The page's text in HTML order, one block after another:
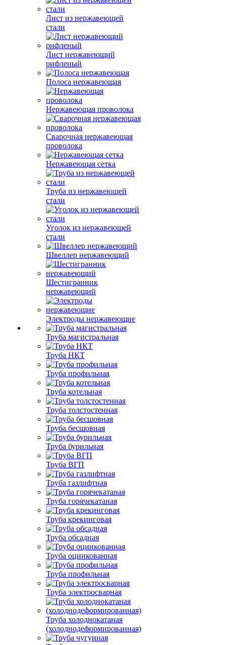
Лист из нержавеющей
стали
Лист нержавеющий
рифленый
Полоса нержавеющая
Нержавеющая проволока
Сварочная нержавеющая
проволока
Нержавеющая сетка
Труба из нержавеющей
стали
Уголок из нержавеющей
стали
Швеллер нержавеющий
Шестигранник
нержавеющий
Электроды нержавеющие
Труба магистральная
Труба НКТ
Труба профильная
Труба котельная
Труба толстостенная
Труба бесшовная
Труба бурильная
Труба ВГП
Труба газлифтная
Труба горячекатаная
Труба крекинговая
Труба обсадная
Труба оцинкованная
Труба профильная
Труба электросварная
Труба холоднокатаная
(холоднодеформированная)